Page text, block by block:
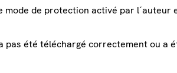
de protection activé par
pas été téléchargé correctement ou a